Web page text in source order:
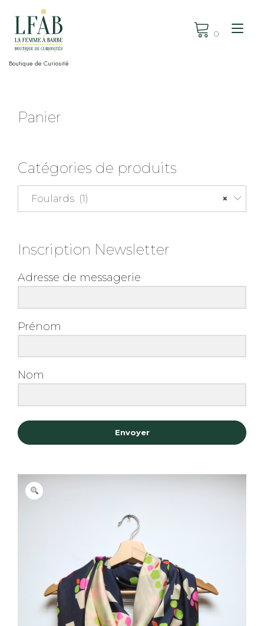
Boutique de Curiosité
0
Panier
Catégories de produits
×
Foulards (1)
Inscription Newsletter
Adresse de messagerie
Prénom
Nom
Envoyer